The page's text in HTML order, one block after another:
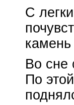
С
Во сне
По